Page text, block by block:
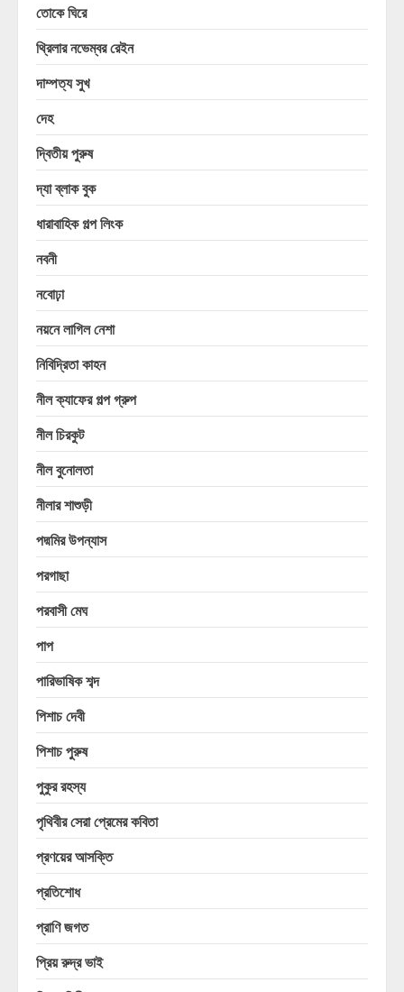
তোকে ঘিরে
থ্রিলার নভেম্বর রেইন
দাম্পত্য সুখ
দেহ
দ্বিতীয় পুরুষ
দ্যা ব্লাক বুক
ধারাবাহিক গল্প লিংক
নবনী
নবোঢ়া
নয়নে লাগিল নেশা
নিবিদ্রিতা কাহন
নীল ক্যাফের গল্প গ্রুপ
নীল চিরকুট
নীল বুনোলতা
নীলার শাশুড়ী
পদ্মমির উপন্যাস
পরগাছা
পরবাসী মেঘ
পাপ
পারিভাষিক শব্দ
পিশাচ দেবী
পিশাচ পুরুষ
পুকুর রহস্য
পৃথিবীর সেরা প্রেমের কবিতা
প্রণয়ের আসক্তি
প্রতিশোধ
প্রাণি জগত
প্রিয় রুদ্র ভাই